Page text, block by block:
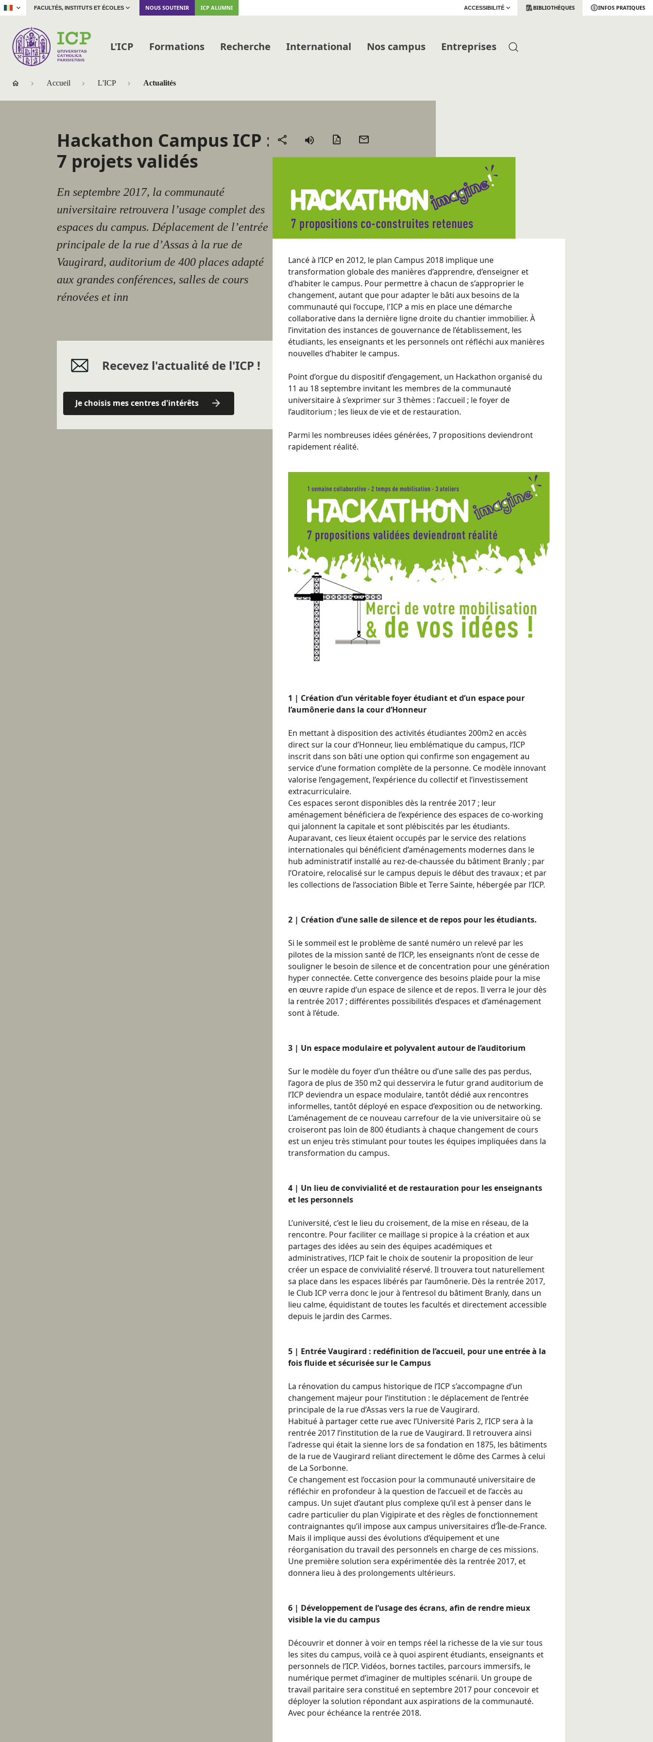
| FACULTÉS, INSTITUTS ET ÉCOLES NOUS SOUTENIR ICP ALUMNI ACCESSIBILITÉ BIBLIOTHÈQUES INFOS PRATIQUES
L'ICP Formations Recherche International Nos campus Entreprises
Accueil L'ICP Actualités
Hackathon Campus ICP :
7 projets validés
En septembre 2017, la communauté
universitaire retrouvera l’usage complet des
espaces du campus. Déplacement de l’entrée
principale de la rue d’Assas à la rue de
Vaugirard, auditorium de 400 places adapté
aux grandes conférences, salles de cours
rénovées et inn
Recevez l'actualité de l'ICP !
Je choisis mes centres d'intérêts
Partager
Version
Lancé à l’ICP en 2012, le plan Campus 2018 implique une
transformation globale des manières d’apprendre, d’enseigner et
d’habiter le campus. Pour permettre à chacun de s’approprier le
changement, autant que pour adapter le bâti aux besoins de la
communauté qui l’occupe, l'ICP a mis en place une démarche
collaborative dans la dernière ligne droite du chantier immobilier. À
l’invitation des instances de gouvernance de l’établissement, les
étudiants, les enseignants et les personnels ont réfléchi aux manières
nouvelles d’habiter le campus.
Point d’orgue du dispositif d’engagement, un Hackathon organisé du
11 au 18 septembre invitant les membres de la communauté
universitaire à s’exprimer sur 3 thèmes : l’accueil ; le foyer de
l’auditorium ; les lieux de vie et de restauration.
Parmi les nombreuses idées générées, 7 propositions deviendront
rapidement réalité.
1 | Création d’un véritable foyer étudiant et d’un espace pour
l’aumônerie dans la cour d’Honneur
En mettant à disposition des activités étudiantes 200m2 en accès
direct sur la cour d’Honneur, lieu emblématique du campus, l’ICP
inscrit dans son bâti une option qui confirme son engagement au
service d’une formation complète de la personne. Ce modèle innovant
valorise l’engagement, l’expérience du collectif et l’investissement
extracurriculaire.
Ces espaces seront disponibles dès la rentrée 2017 ; leur
aménagement bénéficiera de l’expérience des espaces de co-working
qui jalonnent la capitale et sont plébiscités par les étudiants.
Auparavant, ces lieux étaient occupés par le service des relations
internationales qui bénéficient d’aménagements modernes dans le
hub administratif installé au rez-de-chaussée du bâtiment Branly ; par
l’Oratoire, relocalisé sur le campus depuis le début des travaux ; et par
les collections de l’association Bible et Terre Sainte, hébergée par l’ICP.
2 | Création d’une salle de silence et de repos pour les étudiants.
Si le sommeil est le problème de santé numéro un relevé par les
pilotes de la mission santé de l’ICP, les enseignants n’ont de cesse de
souligner le besoin de silence et de concentration pour une génération
hyper connectée. Cette convergence des besoins plaide pour la mise
en œuvre rapide d’un espace de silence et de repos. Il verra le jour dès
la rentrée 2017 ; différentes possibilités d’espaces et d’aménagement
sont à l’étude.
3 | Un espace modulaire et polyvalent autour de l’auditorium
Sur le modèle du foyer d’un théâtre ou d’une salle des pas perdus,
l’agora de plus de 350 m2 qui desservira le futur grand auditorium de
l’ICP deviendra un espace modulaire, tantôt dédié aux rencontres
informelles, tantôt déployé en espace d’exposition ou de networking.
L’aménagement de ce nouveau carrefour de la vie universitaire où se
croiseront pas loin de 800 étudiants à chaque changement de cours
est un enjeu très stimulant pour toutes les équipes impliquées dans la
transformation du campus.
4 | Un lieu de convivialité et de restauration pour les enseignants
et les personnels
L’université, c’est le lieu du croisement, de la mise en réseau, de la
rencontre. Pour faciliter ce maillage si propice à la création et aux
partages des idées au sein des équipes académiques et
administratives, l’ICP fait le choix de soutenir la proposition de leur
créer un espace de convivialité réservé. Il trouvera tout naturellement
sa place dans les espaces libérés par l’aumônerie. Dès la rentrée 2017,
le Club ICP verra donc le jour à l’entresol du bâtiment Branly, dans un
lieu calme, équidistant de toutes les facultés et directement accessible
depuis le jardin des Carmes.
5 | Entrée Vaugirard : redéfinition de l’accueil, pour une entrée à la
fois fluide et sécurisée sur le Campus
La rénovation du campus historique de l’ICP s’accompagne d’un
changement majeur pour l’institution : le déplacement de l’entrée
principale de la rue d’Assas vers la rue de Vaugirard.
Habitué à partager cette rue avec l’Université Paris 2, l’ICP sera à la
rentrée 2017 l’institution de la rue de Vaugirard. Il retrouvera ainsi
l'adresse qui était la sienne lors de sa fondation en 1875, les bâtiments
de la rue de Vaugirard reliant directement le dôme des Carmes à celui
de La Sorbonne.
Ce changement est l’occasion pour la communauté universitaire de
réfléchir en profondeur à la question de l’accueil et de l’accès au
campus. Un sujet d’autant plus complexe qu’il est à penser dans le
cadre particulier du plan Vigipirate et des règles de fonctionnement
contraignantes qu’il impose aux campus universitaires d’Île-de-France.
Mais il implique aussi des évolutions d’équipement et une
réorganisation du travail des personnels en charge de ces missions.
Une première solution sera expérimentée dès la rentrée 2017, et
donnera lieu à des prolongements ultérieurs.
6 | Développement de l’usage des écrans, afin de rendre mieux
visible la vie du campus
Découvrir et donner à voir en temps réel la richesse de la vie sur tous
les sites du campus, voilà ce à quoi aspirent étudiants, enseignants et
personnels de l’ICP. Vidéos, bornes tactiles, parcours immersifs, le
numérique permet d’imaginer de multiples scénarii. Un groupe de
travail paritaire sera constitué en septembre 2017 pour concevoir et
déployer la solution répondant aux aspirations de la communauté.
Avec pour échéance la rentrée 2018.